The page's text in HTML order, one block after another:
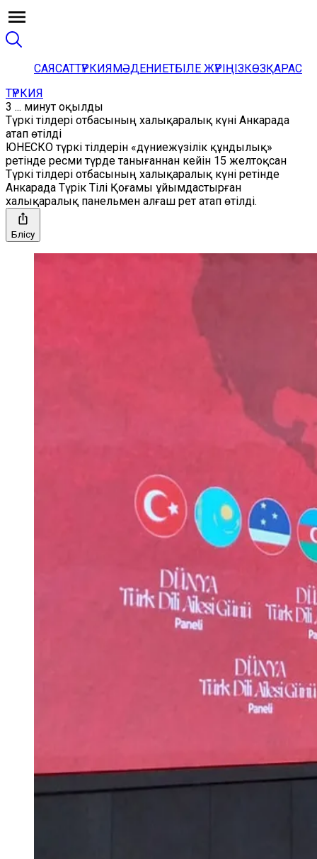
САЯСАТТҮРКИЯМӘДЕНИЕТБІЛЕ ЖҮРІҢІЗКӨЗҚАРАС
ТҮРКИЯ
3 ... минут оқылды
Түркі тілдері отбасының халықаралық күні Анкарада
атап өтілді
ЮНЕСКО түркі тілдерін «дүниежүзілік құндылық»
ретінде ресми түрде танығаннан кейін 15 желтоқсан
Түркі тілдері отбасының халықаралық күні ретінде
Анкарада Түрік Тілі Қоғамы ұйымдастырған
халықаралық панельмен алғаш рет атап өтілді.
Бөлісу